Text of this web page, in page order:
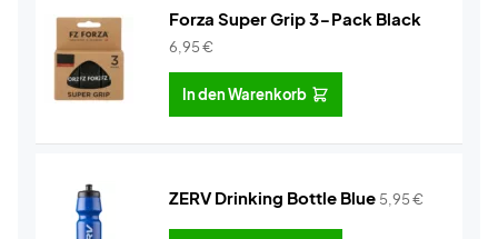
Forza Super Grip 3-Pack Black
6,95€
In den Warenkorb
ZERV Drinking Bottle Blue 5,95€